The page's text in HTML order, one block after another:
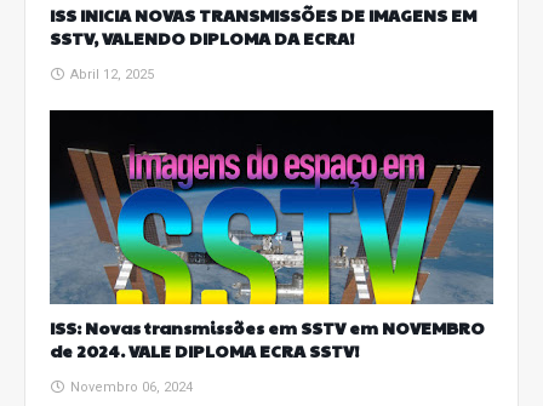
ISS INICIA NOVAS TRANSMISSÕES DE IMAGENS EM
SSTV, VALENDO DIPLOMA DA ECRA!
Abril 12, 2025
ISS: Novas transmissões em SSTV em NOVEMBRO
de 2024. VALE DIPLOMA ECRA SSTV!
Novembro 06, 2024